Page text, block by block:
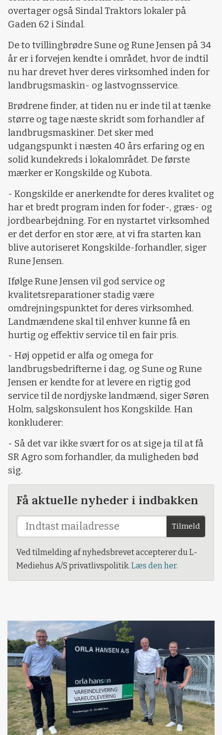
overtager også Sindal Traktors lokaler på
Gaden 62 i Sindal.
De to tvillingbrødre Sune og Rune Jensen på 34
år er i forvejen kendte i området, hvor de indtil
nu har drevet hver deres virksomhed inden for
landbrugsmaskin- og lastvognsservice.
Brødrene finder, at tiden nu er inde til at tænke
større og tage næste skridt som forhandler af
landbrugsmaskiner. Det sker med
udgangspunkt i næsten 40 års erfaring og en
solid kundekreds i lokalområdet. De første
mærker er Kongskilde og Kubota.
- Kongskilde er anerkendte for deres kvalitet og
har et bredt program inden for foder-, græs- og
jordbearbejdning. For en nystartet virksomhed
er det derfor en stor ære, at vi fra starten kan
blive autoriseret Kongskilde-forhandler, siger
Rune Jensen.
Ifølge Rune Jensen vil god service og
kvalitetsreparationer stadig være
omdrejningspunktet for deres virksomhed.
Landmændene skal til enhver kunne få en
hurtig og effektiv service til en fair pris.
- Høj oppetid er alfa og omega for
landbrugsbedrifterne i dag, og Sune og Rune
Jensen er kendte for at levere en rigtig god
service til de nordjyske landmænd, siger Søren
Holm, salgskonsulent hos Kongskilde. Han
konkluderer:
- Så det var ikke svært for os at sige ja til at få
SR Agro som forhandler, da muligheden bød
sig.
Få aktuelle nyheder i indbakken
Tilmeld
Ved tilmelding af nyhedsbrevet accepterer du L-
Mediehus A/S privatlivspolitik. Læs den her.